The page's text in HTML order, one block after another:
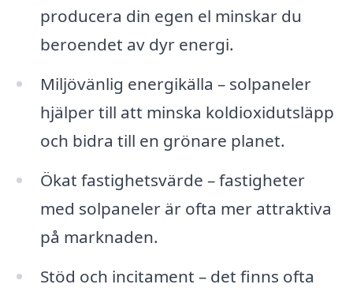
producera din egen el minskar du
beroendet av dyr energi.
Miljövänlig energikälla – solpaneler
hjälper till att minska koldioxidutsläpp
och bidra till en grönare planet.
Ökat fastighetsvärde – fastigheter
med solpaneler är ofta mer attraktiva
på marknaden.
Stöd och incitament – det finns ofta